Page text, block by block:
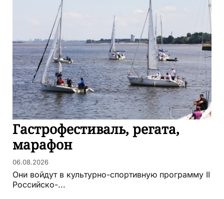
Гастрофестиваль, регата,
марафон
06.08.2026
Они войдут в культурно-спортивную программу II
Российско-...